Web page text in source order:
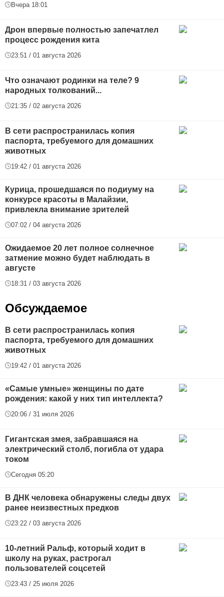
Вчера 18:01
Дрон впервые полностью запечатлел
процесс рождения кита
23:51 / 01 августа 2026
Что означают родинки на теле? 9
народных толкований...
21:35 / 02 августа 2026
В сети распространилась копия
паспорта, требуемого для домашних
животных
19:42 / 01 августа 2026
Курица, прошедшаяся по подиуму на
конкурсе красоты в Малайзии,
привлекла внимание зрителей
07:02 / 04 августа 2026
Ожидаемое 20 лет полное солнечное
затмение можно будет наблюдать в
августе
18:31 / 03 августа 2026
Обсуждаемое
В сети распространилась копия
паспорта, требуемого для домашних
животных
19:42 / 01 августа 2026
«Самые умные» женщины по дате
рождения: какой у них тип интеллекта?
20:06 / 31 июля 2026
Гигантская змея, забравшаяся на
электрический столб, погибла от удара
током
Сегодня 05:20
В ДНК человека обнаружены следы двух
ранее неизвестных предков
23:22 / 03 августа 2026
10-летний Ральф, который ходит в
школу на руках, растрогал
пользователей соцсетей
23:43 / 25 июля 2026